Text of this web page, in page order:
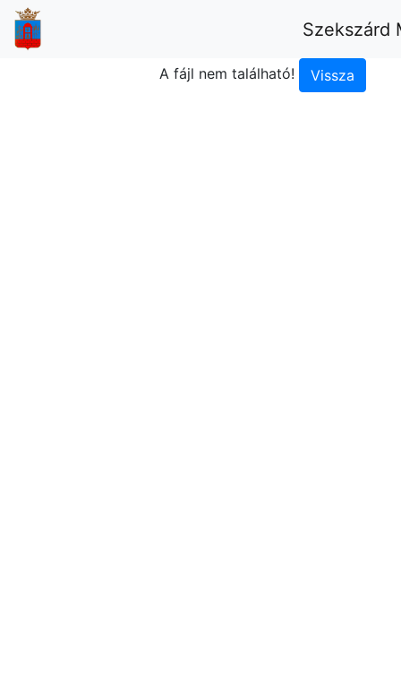
Szekszárd
A fájl nem található!